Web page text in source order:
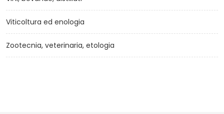
Viticoltura ed enologia
Zootecnia, veterinaria, etologia